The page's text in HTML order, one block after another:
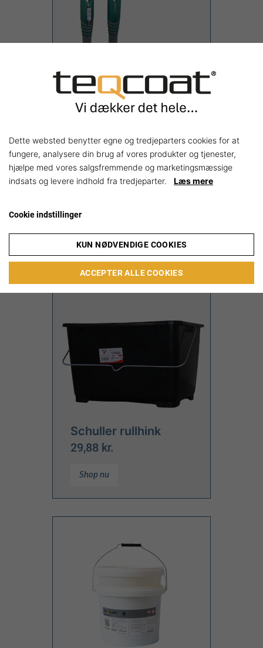
Målarhandtag
20,00 kr.
Shop nu
Schuller rullhink
29,88 kr.
Shop nu
Dette websted benytter egne og tredjeparters cookies for at
fungere, analysere din brug af vores produkter og tjenester,
hjælpe med vores salgsfremmende og marketingsmæssige
indsats og levere indhold fra tredjeparter. Læs mere
Cookie indstillinger
KUN NØDVENDIGE COOKIES
ACCEPTER ALLE COOKIES